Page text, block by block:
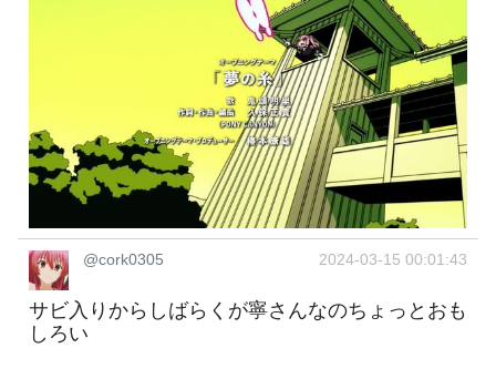
@cork0305 2024-03-15 00:01:43
サビ入りからしばらくが寧さんなのちょっとおも
しろい